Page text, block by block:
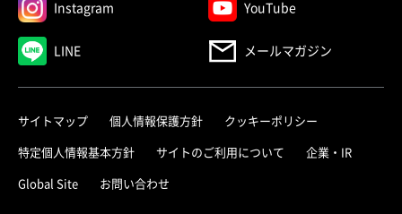
Instagram YouTube
LINE メールマガジン
サイトマップ 個人情報保護方針 クッキーポリシー
特定個人情報基本方針 サイトのご利用について 企業・IR
Global Site お問い合わせ